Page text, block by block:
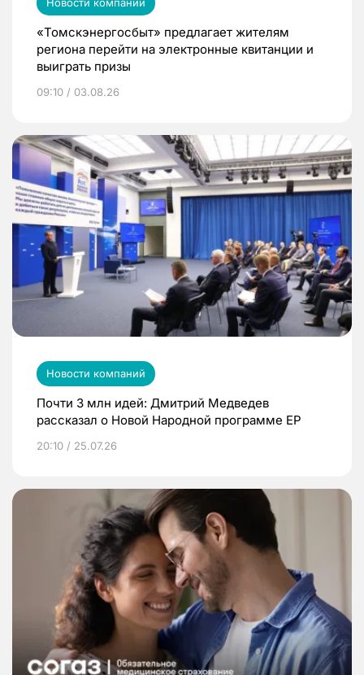
«Томскэнергосбыт» предлагает жителям
региона перейти на электронные квитанции и
выиграть призы
09:10 / 03.08.26
Новости компаний
Почти 3 млн идей: Дмитрий Медведев
рассказал о Новой Народной программе ЕР
20:10 / 25.07.26